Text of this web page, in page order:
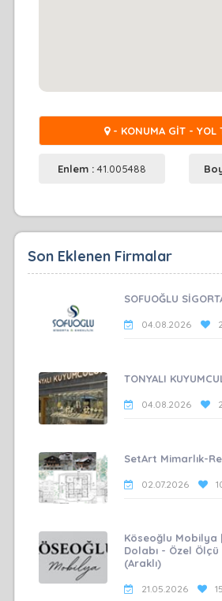
- KONUMA GİT - YOL
Enlem :41.005488
Son Eklenen Firmalar
SOFUOĞLU
04.08.2026
TONYALI
04.08.2026
SetArt Mimarlık-
02.07.2026
Köseoğlu Mobilya
Dolabı - Özel
(Araklı)
21.05.2026